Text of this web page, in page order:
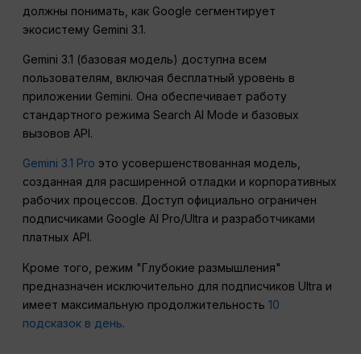
должны понимать, как Google сегментирует
экосистему Gemini 3.1.
Gemini 3.1 (базовая модель) доступна всем
пользователям, включая бесплатный уровень в
приложении Gemini. Она обеспечивает работу
стандартного режима Search AI Mode и базовых
вызовов API.
Gemini 3.1 Pro это усовершенствованная модель,
созданная для расширенной отладки и корпоративных
рабочих процессов. Доступ официально ограничен
подписчиками Google AI Pro/Ultra и разработчиками
платных API.
Кроме того, режим "Глубокие размышления"
предназначен исключительно для подписчиков Ultra и
имеет максимальную продолжительность10
подсказок в день.